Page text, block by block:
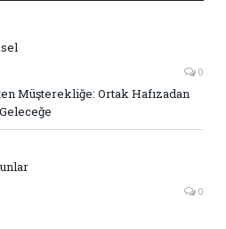
0
Müşterekliğe: Ortak Hafızadan
0